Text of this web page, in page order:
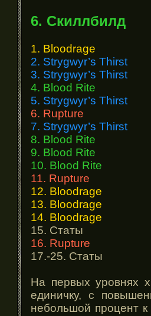
6. Скиллбилд
1. Bloodrage
2. Strygwyr’s Thirst
3. Strygwyr’s Thirst
4. Blood Rite
5. Strygwyr’s Thirst
6. Rupture
7. Strygwyr’s Thirst
8. Blood Rite
9. Blood Rite
10. Blood Rite
11. Rupture
12. Bloodrage
13. Bloodrage
14. Bloodrage
15. Статы
16. Rupture
17.-25. Статы
На первых уровнях
единичку, с
небольшой процент к